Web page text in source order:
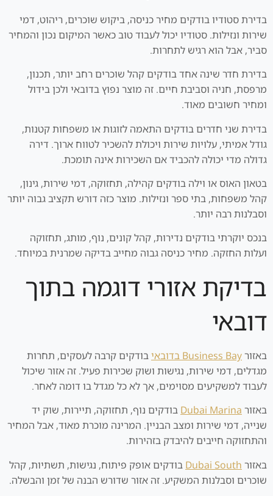
בדירת סטודיו בודקים מחיר כניסה, ביקוש שוכרים, ריהוט, דמי
שירות ונזילות. סטודיו יכול לעבוד טוב כאשר המיקום נכון והמחיר
סביר, אבל הוא רגיש לתחרות.
בדירת חדר שינה אחד בודקים קהל שוכרים רחב יותר, תכנון,
מרפסת, חניה וסביבת חיים. זה מוצר נפוץ בדובאי ולכן בידול
ומחיר חשובים מאוד.
בדירת שני חדרים בודקים התאמה לזוגות או משפחות קטנות,
גודל אמיתי, עלויות שירות ויכולת להשכיר לטווח ארוך. דירה
גדולה מדי יכולה להכביד אם השכירות אינה תומכת.
בטאון האוס או וילה בודקים קהילה, תחזוקה, דמי שירות, גינון,
קהל משפחות, בתי ספר ונזילות. מוצר כזה דורש תקציב גבוה יותר
וסבלנות רבה יותר.
בנכס יוקרתי בודקים נדירות, קהל קונים, נוף, מותג, תחזוקה
ועלות החזקה. מחיר כניסה גבוה מחייב בדיקה שמרנית במיוחד.
בדיקת אזורי דוגמה בתוך
דובאי
באזורBusiness Bay בדובאי
בודקים קרבה לעסקים, תחרות
מגדלים, דמי שירות, נגישות ושוק שכירות פעיל. זה אזור שיכול
לעבוד למשקיעים מסוימים, אך לא כל מגדל בו דומה לאחר.
באזור Dubai Marina בודקים נוף, תחזוקה, תיירות, שוק יד
שנייה, דמי שירות ומצב הבניין. המרינה מוכרת מאוד, אבל המחיר
והתחזוקה חייבים להיבדק בזהירות.
באזור Dubai South בודקים אופק פיתוח, נגישות, תשתיות, קהל
שוכרים וסבלנות המשקיע. זה אזור שדורש הבנה של זמן והבשלה.